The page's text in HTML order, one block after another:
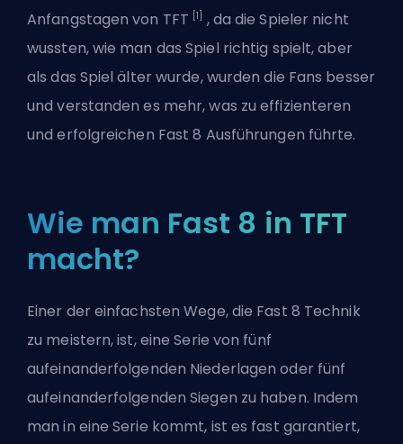
Anfangstagen von TFT [1]
, da die Spieler nicht
wussten, wie man das Spiel richtig spielt, aber
als das Spiel älter wurde, wurden die Fans besser
und verstanden es mehr, was zu effizienteren
und erfolgreichen Fast 8 Ausführungen führte.
Wie man Fast 8 in TFT
macht?
Einer der einfachsten Wege, die Fast 8 Technik
zu meistern, ist, eine Serie von fünf
aufeinanderfolgenden Niederlagen oder fünf
aufeinanderfolgenden Siegen zu haben. Indem
man in eine Serie kommt, ist es fast garantiert,